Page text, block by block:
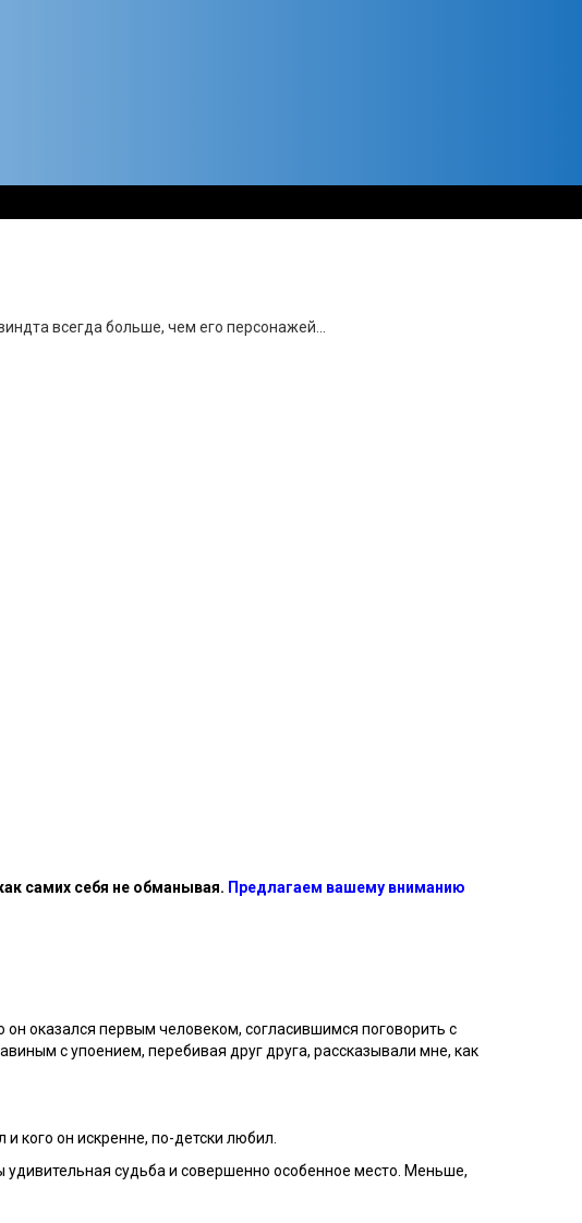
всегда больше, чем его персонажей...
самих себя не обманывая. Предлагаем вашему вниманию
оказался первым человеком, согласившимся поговорить с
с упоением, перебивая друг друга, рассказывали мне, как
кого он искренне, по-детски любил.
судьба и совершенно особенное место. Меньше,